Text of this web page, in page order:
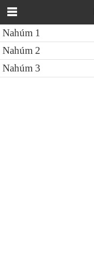
Nahúm 1
Nahúm 2
Nahúm 3